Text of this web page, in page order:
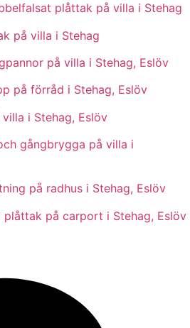
plåttak på villa i Stehag
på villa i Stehag
på villa i Stehag, Eslöv
på förråd i Stehag, Eslöv
i Stehag, Eslöv
gångbrygga på villa i
på radhus i Stehag, Eslöv
på carport i Stehag, Eslöv